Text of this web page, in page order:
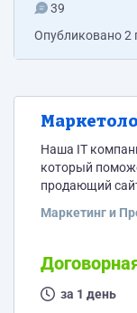
39
Опубликовано2
Наша IT
который
продающий
кейсы
Требования: -
и создании
успехи и кейсы
Маркетинг и
за 1 день